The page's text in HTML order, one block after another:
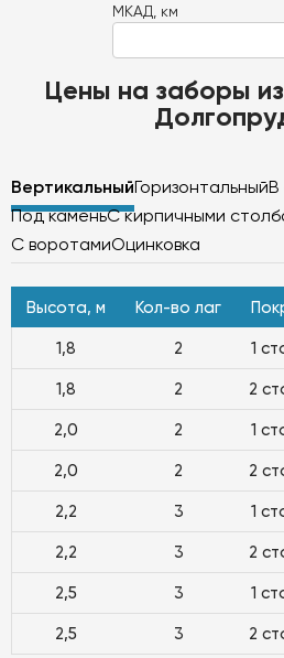
МКАД, км
Цены на заборы
ВертикальныйГоризонтальныйВ
Под каменьС кирпичными
С воротамиОцинковка
Высота, м Кол-во лаг
1,8 2 1
1,8 2 2
2,0 2 1
2,0 2 2
2,2 3 1
2,2 3 2
2,5 3 1
2,5 3 2